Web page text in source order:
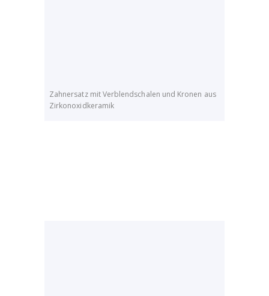
Zahnersatz mit Verblendschalen und Kronen aus
Zirkonoxidkeramik